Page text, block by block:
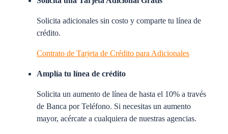
Solicita adicionales sin costo y comparte tu línea de
crédito.
Contrato de Tarjeta de Crédito para Adicionales
Amplía tu línea de crédito
Solicita un aumento de línea de hasta el 10% a través
de Banca por Teléfono. Si necesitas un aumento
mayor, acércate a cualquiera de nuestras agencias.